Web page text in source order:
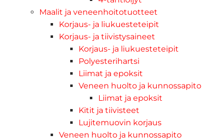
Maalit ja veneenhoitotuotteet
Korjaus- ja liukuesteteipit
Korjaus- ja tiivistysaineet
Korjaus- ja liukuesteteipit
Polyesterihartsi
Liimat ja epoksit
Veneen huolto ja kunnossapito
Liimat ja epoksit
Kitit ja tiivisteet
Lujitemuovin korjaus
Veneen huolto ja kunnossapito